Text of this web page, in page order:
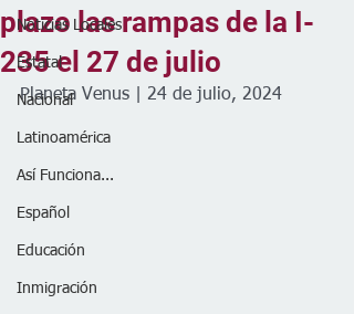
Noticias Locales
Estatal
Nacional
Latinoamérica
Así Funciona...
Español
Educación
Inmigración
plazo las rampas de la I-
235 el 27 de julio
Planeta Venus | 24 de julio, 2024